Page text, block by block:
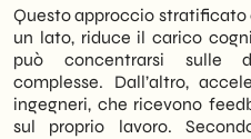
Questo approccio stratificato
un lato, riduce il carico
può concentrarsi sulle
complesse. Dall’altro,
ingegneri, che ricevono
sul proprio lavoro.